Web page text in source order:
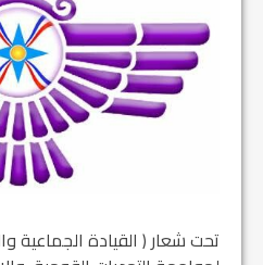
تحت شعار ( القيادة الجماعية